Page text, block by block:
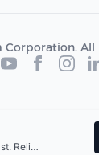
Corporation. All
Breaking news. Fast. Reliable.